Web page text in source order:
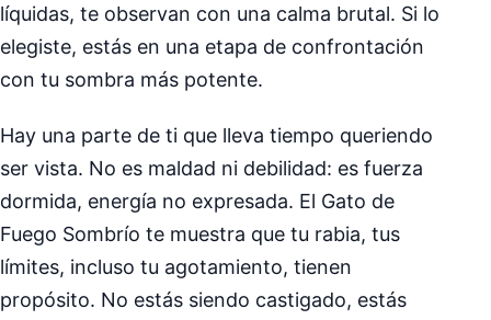
líquidas, te observan con una calma brutal. Si lo
elegiste, estás en una etapa de confrontación
con tu sombra más potente.
Hay una parte de ti que lleva tiempo queriendo
ser vista. No es maldad ni debilidad: es fuerza
dormida, energía no expresada. El Gato de
Fuego Sombrío te muestra que tu rabia, tus
límites, incluso tu agotamiento, tienen
propósito. No estás siendo castigado, estás